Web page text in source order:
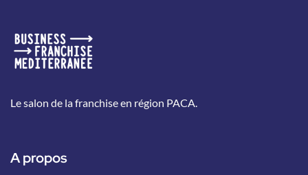
Le salon de la franchise en région PACA.
A propos